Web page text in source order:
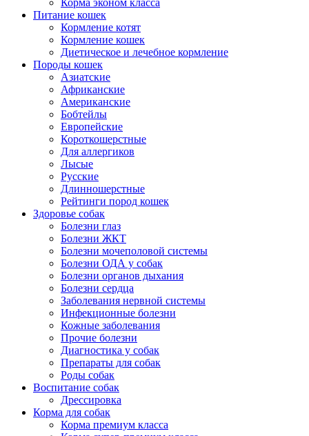
Корма эконом класса
Питание кошек
Кормление котят
Кормление кошек
Диетическое и лечебное кормление
Породы кошек
Азиатские
Африканские
Американские
Бобтейлы
Европейские
Короткошерстные
Для аллергиков
Лысые
Русские
Длинношерстные
Рейтинги пород кошек
Здоровье собак
Болезни глаз
Болезни ЖКТ
Болезни мочеполовой системы
Болезни ОДА у собак
Болезни органов дыхания
Болезни сердца
Заболевания нервной системы
Инфекционные болезни
Кожные заболевания
Прочие болезни
Диагностика у собак
Препараты для собак
Роды собак
Воспитание собак
Дрессировка
Корма для собак
Корма премиум класса